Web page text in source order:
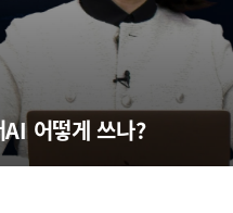
어떻게 쓰나?